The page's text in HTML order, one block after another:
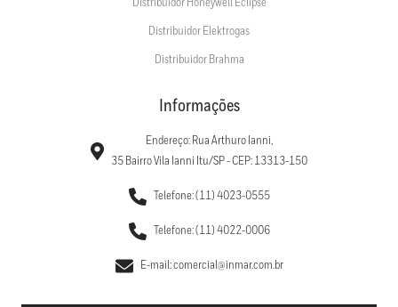
Distribuidor Honeywell Eclipse
Distribuidor Elektrogas
Distribuidor Brahma
Informações
Endereço: Rua Arthuro Ianni,
35 Bairro Vila Ianni Itu/SP - CEP: 13313-150
Telefone: (11) 4023-0555
Telefone: (11) 4022-0006
E-mail: comercial@inmar.com.br